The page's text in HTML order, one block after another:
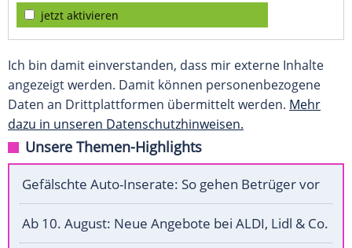
jetzt aktivieren
Ich bin damit einverstanden, dass mir externe Inhalte
angezeigt werden. Damit können personenbezogene
Daten an Drittplattformen übermittelt werden. Mehr
dazu in unseren Datenschutzhinweisen.
Unsere Themen-Highlights
Gefälschte Auto-Inserate: So gehen Betrüger vor
Ab 10. August: Neue Angebote bei ALDI, Lidl & Co.